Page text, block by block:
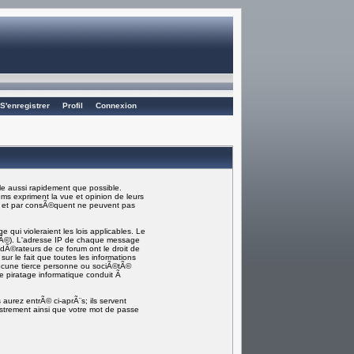
S'enregistrer Profil Connexion
aussi rapidement que possible.
expriment la vue et opinion de leurs
par consÃ©quent ne peuvent pas
qui violeraient les lois applicables. Le
L'adresse IP de chaque message
de ce forum ont le droit de
le fait que toutes les informations
tierce personne ou sociÃ©tÃ©
piratage informatique conduit Ã
entrÃ© ci-aprÃ¨s; ils servent
ainsi que votre mot de passe